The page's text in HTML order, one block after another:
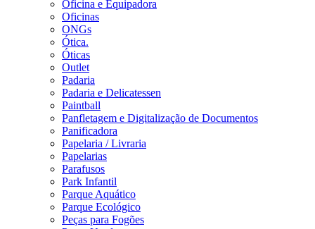
Oficina e Equipadora
Oficinas
ONGs
Ótica.
Óticas
Outlet
Padaria
Padaria e Delicatessen
Paintball
Panfletagem e Digitalização de Documentos
Panificadora
Papelaria / Livraria
Papelarias
Parafusos
Park Infantil
Parque Aquático
Parque Ecológico
Peças para Fogões